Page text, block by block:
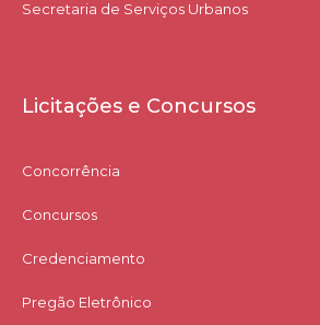
Secretaria de Serviços Urbanos
Licitações e Concursos
Concorrência
Concursos
Credenciamento
Pregão Eletrônico